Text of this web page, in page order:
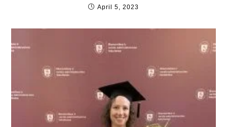
April 5, 2023